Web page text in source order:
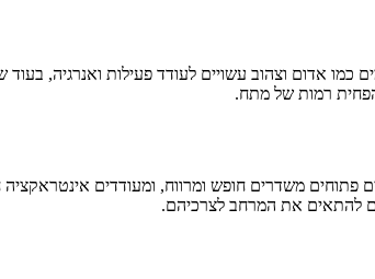
כמו אדום וצהוב עשויים לעודד פעילות ואנרגיה,
רמות של מתח.
משדרים חופש ומרווח, ומעודדים אינטראקציה
להתאים את המרחב לצרכיהם.